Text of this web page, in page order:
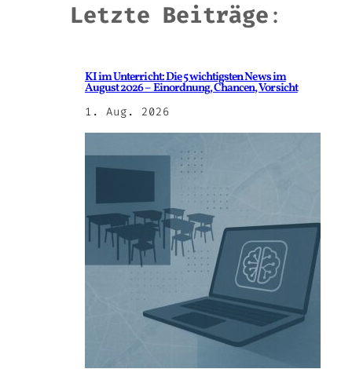
Letzte Beiträge:
KI im Unterricht: Die 5 wichtigsten News im
August 2026 – Einordnung, Chancen, Vorsicht
1. Aug. 2026